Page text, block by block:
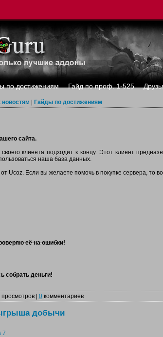
по достижениям Гайд по проф. 1-525
новостям Гайды по достижениям
сайта.
клиента подходит к концу. Этот клиент
наша база данных.
от Ucoz. Если вы желаете помочь в покупке сервера, то
её на ошибки!
собрать деньги!
| 0комментариев
добычи
7